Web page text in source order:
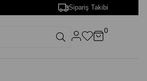
Sipariş Takibi
0